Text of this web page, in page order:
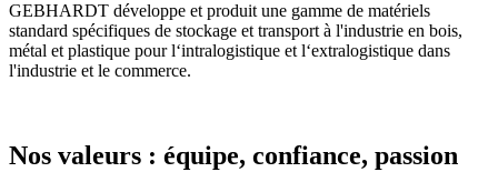
GEBHARDT développe et produit une gamme de matériels
standard spécifiques de stockage et transport à l'industrie en bois,
métal et plastique pour l‘intralogistique et l‘extralogistique dans
l'industrie et le commerce.
Nos valeurs : équipe, confiance, passion